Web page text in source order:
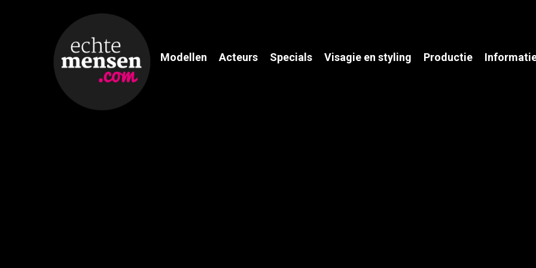
Modellen Acteurs Specials Visagie en styling Productie